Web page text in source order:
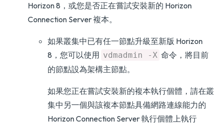
Horizon 8，或您是否正在嘗試安裝新的 Horizon
Connection Server 複本。
如果叢集中已有任一節點升級至新版 Horizon
8，您可以使用 vdmadmin -X 命令，將目前
的節點設為架構主節點。
如果您正在嘗試安裝新的複本執行個體，請在叢
集中另一個與該複本節點具備網路連線能力的
Horizon Connection Server 執行個體上執行